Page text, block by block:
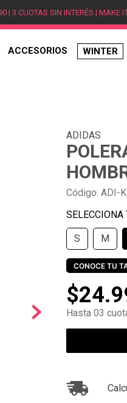
| 3 CUOTAS SIN INTERÉS | MAKE
ACCESORIOS WINTER
ADIDAS
Código: ADI-
S M
CONOCE TU
$24.
Hasta 03